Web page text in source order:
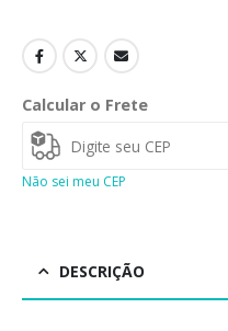
Calcular o Frete
Não sei meu CEP
DESCRIÇÃO